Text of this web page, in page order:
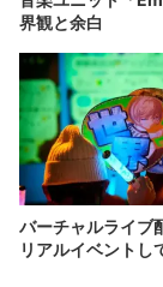
界観と余白
バーチャルライブ
リアルイベントし